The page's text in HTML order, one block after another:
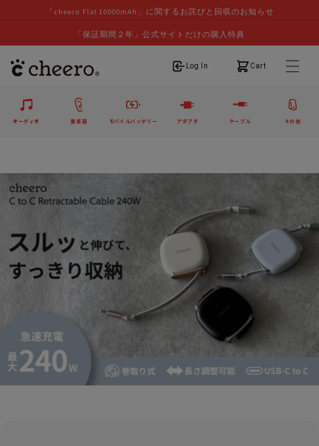
「cheero Flat 10000mAh」に関するお詫びと回収のお知らせ
「保証期間２年」公式サイトだけの購入特典
Log In
ログイン Cart
カート
オーディオ 集音器 モバイルバッテリー アダプタ ケーブル その他